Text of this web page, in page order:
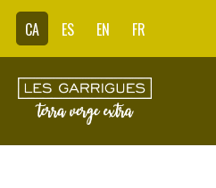
CA ES EN FR